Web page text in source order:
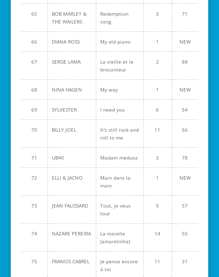
65
BOB MARLEY &
THE WAILERS
Redemption
song
3 71
66 DIANA ROSS My old piano 1 NEW
67 SERGE LAMA
La vieille et le
brocanteur
2 88
68 NINA HAGEN My way 1 NEW
69 SYLVESTER I need you 6 54
70 BILLY JOEL
It's still rock and
roll to me
11 56
71 UB40 Madam medusa 3 78
72 ELLI & JACNO
Main dans la
main
1 NEW
73 JEAN FALISSARD
Tout, je veux
tout
5 57
74 NAZARE PEREIRA
La marelle
(amarelinha)
14 55
75 FRANCIS CABREL
Je pense encore
à toi
11 31